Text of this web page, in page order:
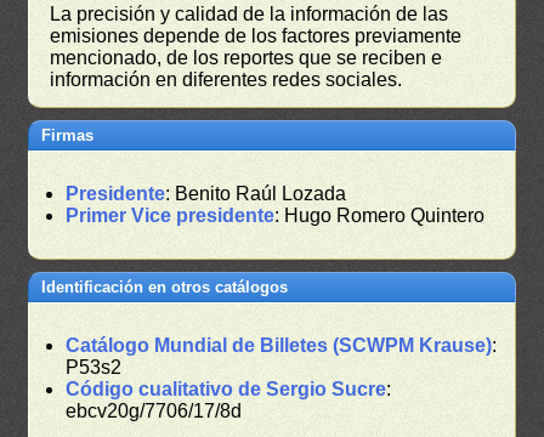
La precisión y calidad de la información de las
emisiones depende de los factores previamente
mencionado, de los reportes que se reciben e
información en diferentes redes sociales.
Firmas
Presidente: Benito Raúl Lozada
Primer Vice presidente: Hugo Romero Quintero
Identificación en otros catálogos
Catálogo Mundial de Billetes (SCWPM Krause):
P53s2
Código cualitativo de Sergio Sucre:
ebcv20g/7706/17/8d